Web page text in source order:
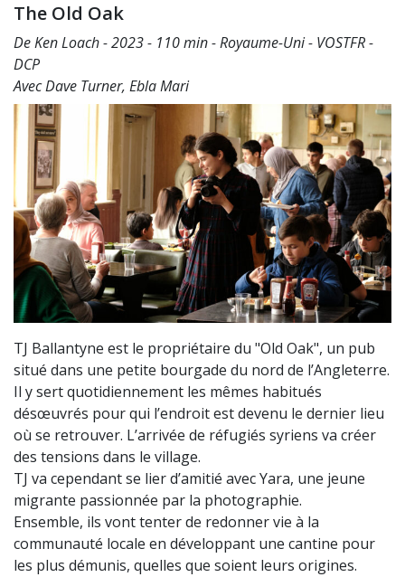
The Old Oak
De Ken Loach - 2023 - 110 min - Royaume-Uni - VOSTFR -
DCP
Avec Dave Turner, Ebla Mari
TJ Ballantyne est le propriétaire du "Old Oak", un pub
situé dans une petite bourgade du nord de l’Angleterre.
Il y sert quotidiennement les mêmes habitués
désœuvrés pour qui l’endroit est devenu le dernier lieu
où se retrouver. L’arrivée de réfugiés syriens va créer
des tensions dans le village.
TJ va cependant se lier d’amitié avec Yara, une jeune
migrante passionnée par la photographie.
Ensemble, ils vont tenter de redonner vie à la
communauté locale en développant une cantine pour
les plus démunis, quelles que soient leurs origines.